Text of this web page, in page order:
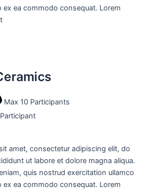
ex ea commodo consequat. Lorem
Max 10 Participants
amet, consectetur adipiscing elit, do
ut labore et dolore magna aliqua.
quis nostrud exercitation ullamco
ex ea commodo consequat. Lorem